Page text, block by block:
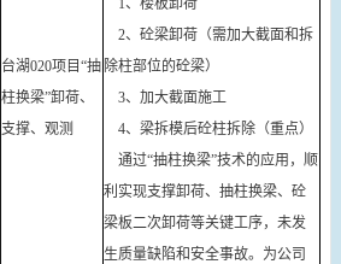
台湖020项目“抽
柱换梁”卸荷、
支撑、观测
1、楼板卸荷
2、砼梁卸荷（需加大截面和拆
除柱部位的砼梁）
3、加大截面施工
4、梁拆模后砼柱拆除（重点）
通过“抽柱换梁”技术的应用，顺
利实现支撑卸荷、抽柱换梁、砼
梁板二次卸荷等关键工序，未发
生质量缺陷和安全事故。为公司